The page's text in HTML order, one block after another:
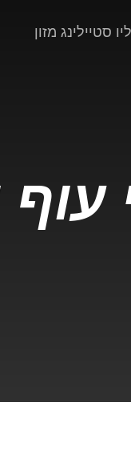
סטיילינג מזון
עוף